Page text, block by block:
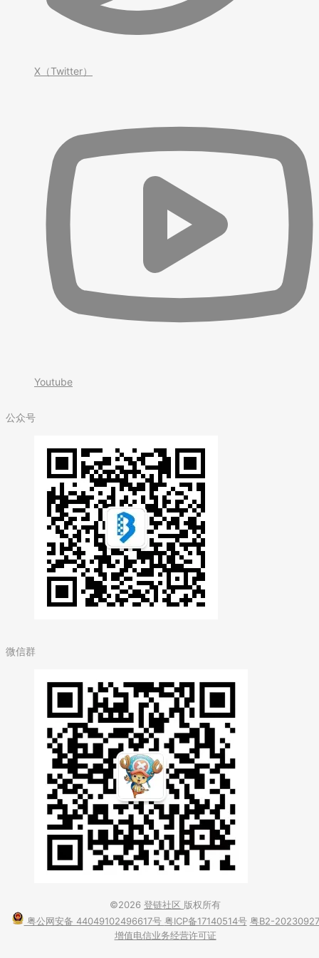
X（Twitter）
Youtube
公众号
微信群
©2026 登链社区 版权所有
粤公网安备 44049102496617号 粤ICP备17140514号 粤B2-20230927
增值电信业务经营许可证